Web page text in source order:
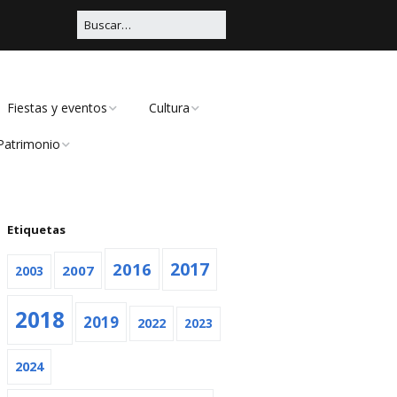
Fiestas y eventos
Carnaval
Feria
Navidad
Otras
Cultura
Religioso
Etiquetas
2003 2007 2016 2017
2018 2019 2022 2023
2024